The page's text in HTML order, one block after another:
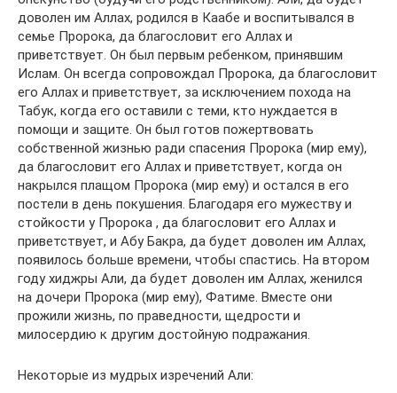
доволен им Аллах, родился в Каабе и воспитывался в
семье Пророка, да благословит его Аллах и
приветствует. Он был первым ребенком, принявшим
Ислам. Он всегда сопровождал Пророка, да благословит
его Аллах и приветствует, за исключением похода на
Табук, когда его оставили с теми, кто нуждается в
помощи и защите. Он был готов пожертвовать
собственной жизнью ради спасения Пророка (мир ему),
да благословит его Аллах и приветствует, когда он
накрылся плащом Пророка (мир ему) и остался в его
постели в день покушения. Благодаря его мужеству и
стойкости у Пророка , да благословит его Аллах и
приветствует, и Абу Бакра, да будет доволен им Аллах,
появилось больше времени, чтобы спастись. На втором
году хиджры Али, да будет доволен им Аллах, женился
на дочери Пророка (мир ему), Фатиме. Вместе они
прожили жизнь, по праведности, щедрости и
милосердию к другим достойную подражания.
Некоторые из мудрых изречений Али: